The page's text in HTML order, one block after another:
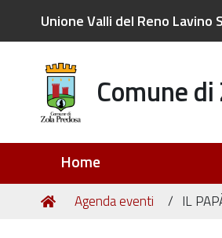
Unione Valli del Reno Lavino
Comune
Home
Tu
Home
Agenda eventi IL